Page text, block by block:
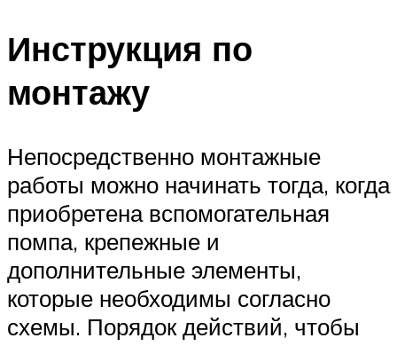
Инструкция по
монтажу
Непосредственно монтажные
работы можно начинать тогда, когда
приобретена вспомогательная
помпа, крепежные и
дополнительные элементы,
которые необходимы согласно
схемы. Порядок действий, чтобы